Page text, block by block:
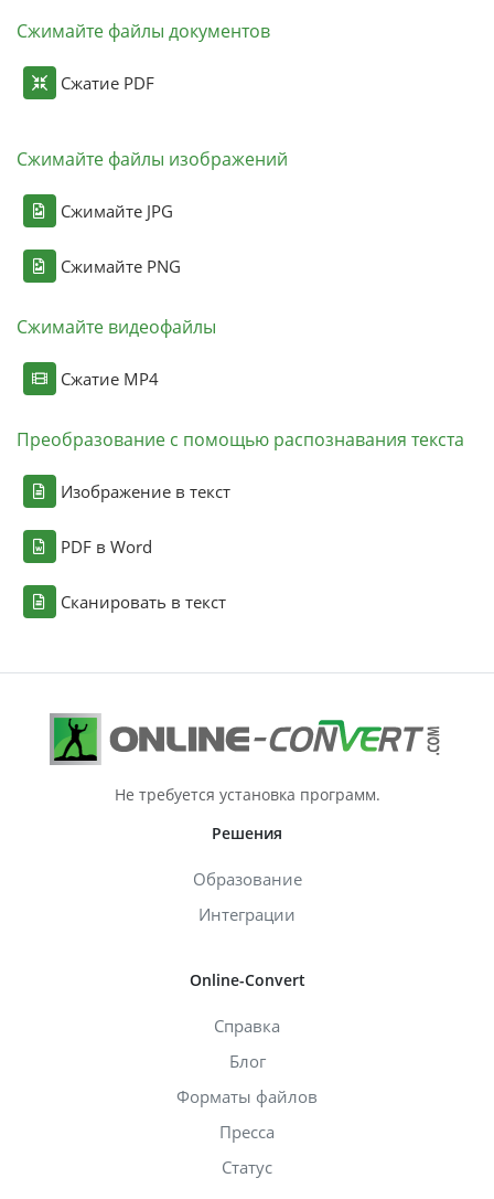
Сжимайте файлы документов
Сжатие PDF
Сжимайте файлы изображений
Сжимайте JPG
Сжимайте PNG
Сжимайте видеофайлы
Сжатие MP4
Преобразование с помощью распознавания текста
Изображение в текст
PDF в Word
Сканировать в текст
Не требуется установка программ.
Решения
Образование
Интеграции
Online-Convert
Справка
Блог
Форматы файлов
Пресса
Статус